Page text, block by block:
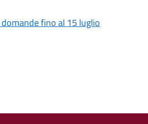
fino al 15 luglio